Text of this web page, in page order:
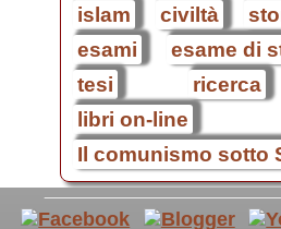
islam
civiltà
esami
esame di
tesi
ricerca
libri on-line
Il comunismo sotto